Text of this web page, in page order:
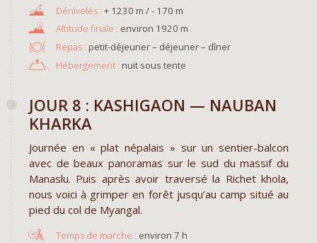
+ 1230 m / - 170 m
environ 1920 m
Repas : petit-déjeuner – déjeuner – dîner
Hébergement : nuit sous tente
JOUR 8 : KASHIGAON — NAUBAN
KHARKA
Journée en « plat népalais » sur un sentier-balcon
avec de beaux panoramas sur le sud du massif du
Manaslu. Puis après avoir traversé la Richet khola,
nous voici à grimper en forêt jusqu’au camp situé au
pied du col de Myangal.
environ 7 h